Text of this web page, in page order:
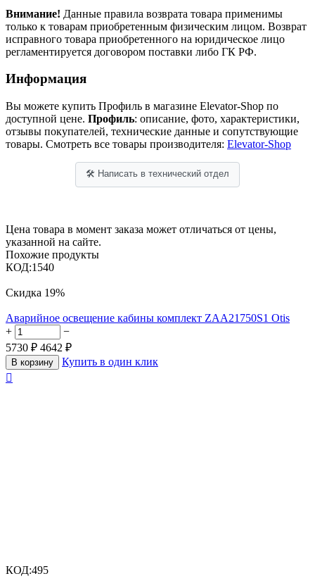
Внимание! Данные правила возврата товара применимы
только к товарам приобретенным физическим лицом. Возврат
исправного товара приобретенного на юридическое лицо
регламентируется договором поставки либо ГК РФ.
Информация
Вы можете купить Профиль в магазине Elevator-Shop по
доступной цене. Профиль: описание, фото, характеристики,
отзывы покупателей, технические данные и сопутствующие
товары. Смотреть все товары производителя: Elevator-Shop
🛠 Написать в технический отдел
Цена товара в момент заказа может отличаться от цены,
указанной на сайте.
Похожие продукты
КОД:1540
Скидка 19%
Аварийное освещение кабины комплект ZAA21750S1 Otis
+
−
5730 ₽ 4642 ₽
В корзину
Купить в один клик

КОД:495